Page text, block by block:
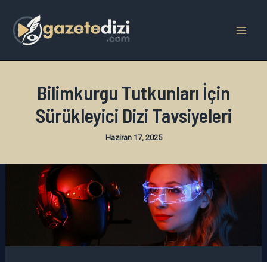
atla
Bilimkurgu Tutkunları İçin
Sürükleyici Dizi Tavsiyeleri
Haziran 17, 2025